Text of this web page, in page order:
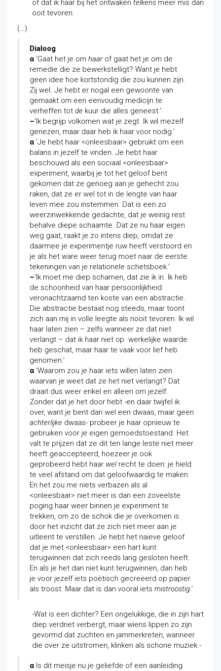
of dat ik haar bij het ontwaken telkens meer mis dan
ooit tevoren.
(…)
Dialoog
α ‘Gaat het je om haarof gaat het je om de
remedie die ze bewerkstelligt? Want je hebt
geen idee hoe kortstondig die zou kunnen zijn.
Zij wel. Je hebt er nogal een gewoonte van
gemaakt om een eenvoudig medicijn te
verheffen tot de kuur die alles geneest.’
–‘Ik begrijp volkomen wat je zegt. Ik wil mezelf
genezen, maar daar heb ik haar voor nodig.’
α ‘Je hebt haar <onleesbaar> gebruikt om een
balans in jezelf te vinden. Je hebt haar
beschouwd als een sociaal <onleesbaar>
experiment, waarbij je tot het geloof bent
gekomen dat ze genoeg aan je gehecht zou
raken, dat ze er wel tot in de lengte van haar
leven mee zou instemmen. Dat is een zo
weerzinwekkende gedachte, dat je weinig rest
behalve diepe schaamte. Dat ze nu haar eigen
weg gaat, raakt je zo intens diep, omdat ze
daarmee je experimentje ruw heeft verstoord en
je als het ware weer terug moet naar de eerste
tekeningen van je relationele schetsboek.’
–‘Ik moet me diep schamen, dat zie ik in. Ik heb
de schoonheid van haar persoonlijkheid
veronachtzaamd ten koste van een abstractie.
Die abstractie bestaat nog steeds, maar toont
zich aan mij in volle leegte als nooit tevoren. Ik wil
haar laten zien – zelfs wanneer ze dat niet
verlangt – dat ik haar niet op werkelijke waarde
heb geschat, maar haar te vaak voor lief heb
genomen.’
α ‘Waarom zou je haar iets willen laten zien
waarvan je weet dat ze het niet verlangt? Dat
draait dus weer enkel en alleen om jezelf.
Zonder dat je het door hebt -en daar twijfel ik
over, want je bent dan wel een dwaas, maar geen
achterlijke dwaas- probeer je haar opnieuw te
gebruiken voor je eigen gemoedstoestand. Het
valt te prijzen dat ze dit ten lange leste niet meer
heeft geaccepteerd, hoezeer je ook
geprobeerd hebt haar welrecht te doen: je hield
te veel afstand om dat geloofwaardig te maken.
En het zou me niets verbazen als al
<onleesbaar> niet meer is dan een zoveelste
poging haar weer binnen je experiment te
trekken, om zo de schok die je overkomen is
door het inzicht dat ze zich niet meer aan je
uitleent te verstillen. Je hebt het naïeve geloof
dat je met <onleesbaar> een hart kunt
terugwinnen dat zich reeds lang gesloten heeft.
En als je het dan niet kunt terugwinnen, dan heb
je voor jezelf iets poëtisch gecreëerd op papier
als troost. Maar dat is dan vooral iets mistroostig.’
-Wat is een dichter? Een ongelukkige, die in zijn hart
diep verdriet verbergt, maar wiens lippen zo zijn
gevormd dat zuchten en jammerkreten, wanneer
die over ze uitstromen, klinken als schone muziek.-
α Is dit meisje nu je geliefde of een aanleiding